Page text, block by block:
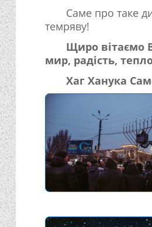
Саме про таке
темряву!
Щиро вітаємо
мир, радість,
Хаг Ханука